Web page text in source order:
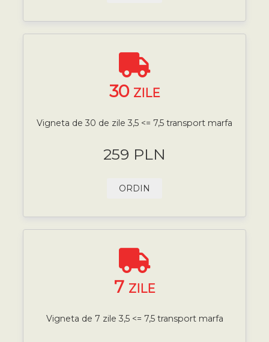
30 ZILE
Vigneta de 30 de zile 3,5 <= 7,5 transport marfa
259 PLN
ORDIN
7 ZILE
Vigneta de 7 zile 3,5 <= 7,5 transport marfa